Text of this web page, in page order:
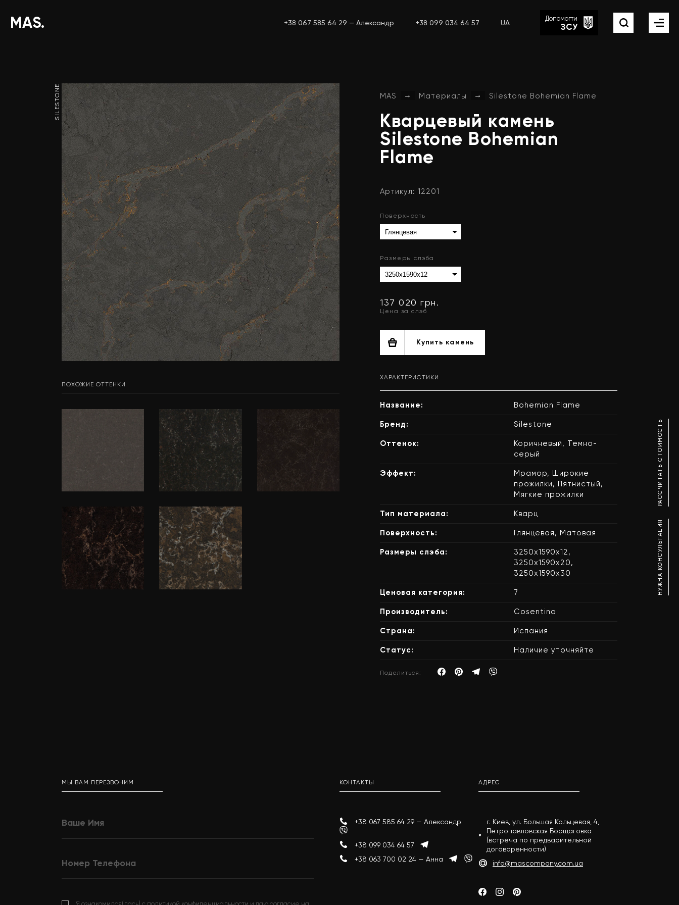
MAS. +38 067 585 64 29 — Александр +38 099 034 64 57 UA
Допомогти
ЗСУ
SILESTONE
ПОХОЖИЕ ОТТЕНКИ
Quartzforms
Veined
Baroque 905
Veined
Vicostone
BQ8812 Java
Noir
MAS → Материалы → Silestone Bohemian Flame
Кварцевый камень
Silestone Bohemian
Flame
Артикул: 12201
Поверхность
Размеры слэба
137 020 грн.
Цена за слэб
Купить камень
ХАРАКТЕРИСТИКИ
Название: Bohemian Flame
Бренд: Silestone
Оттенок:
Коричневый, Темно-
серый
Эффект:
Мрамор, Широкие
прожилки, Пятнистый,
Мягкие прожилки
Тип материала: Кварц
Поверхность: Глянцевая, Матовая
Размеры слэба:
3250х1590х12,
3250х1590х20,
3250х1590х30
Ценовая категория: 7
Производитель: Cosentino
Страна: Испания
Статус: Наличие уточняйте
Поделиться:
НУЖНА КОНСУЛЬТАЦИЯ
РАССЧИТАТЬ СТОИМОСТЬ
МЫ ВАМ ПЕРЕЗВОНИМ КОНТАКТЫ
+38 067 585 64 29 — Александр
+38 099 034 64 57
+38 063 700 02 24 — Анна
АДРЕС
г. Киев, ул. Большая Кольцевая, 4,
Петропавловская Борщаговка
(встреча по предварительной
договоренности)
info@mascompany.com.ua